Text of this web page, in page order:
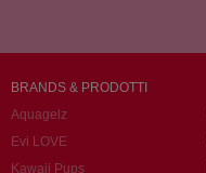
BRANDS & PRODOTTI
Aquagelz
Evi LOVE
Kawaii Pups